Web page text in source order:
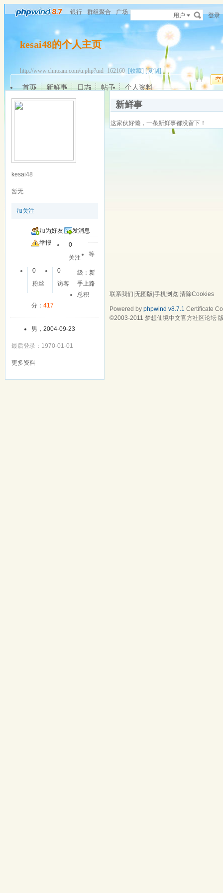
银行 群组聚合 广场 用户 登录
kesai48的个人主页
http://www.chnteam.com/u.php?uid=162160 [收藏] [复制]
空
首页 新鲜事 日志 帖子 个人资料
kesai48
暂无
加关注
加为好友
发消息
举报
0
关注
0
粉丝
0
访客
等
级：新
手上路
总积
分： 417
男，2004-09-23
最后登录：1970-01-01
更多资料
新鲜事
这家伙好懒，一条新鲜事都没留下！
联系我们 无图版 手机浏览 清除Cookies
Powered by phpwind v8.7.1 Certificate
©2003-2011 梦想仙境中文官方社区论坛